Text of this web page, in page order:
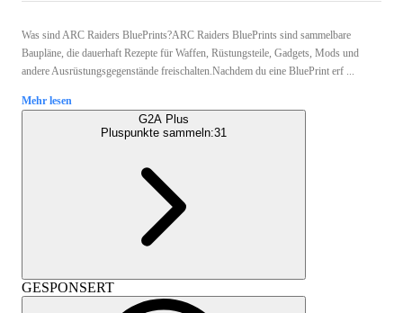
Was sind ARC Raiders BluePrints?ARC Raiders BluePrints sind sammelbare
Baupläne, die dauerhaft Rezepte für Waffen, Rüstungsteile, Gadgets, Mods und
andere Ausrüstungsgegenstände freischalten.Nachdem du eine BluePrint erf ...
Mehr lesen
G2A Plus
Pluspunkte sammeln:31
GESPONSERT